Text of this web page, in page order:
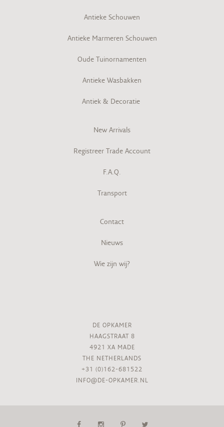
Antieke Schouwen
Antieke Marmeren Schouwen
Oude Tuinornamenten
Antieke Wasbakken
Antiek & Decoratie
New Arrivals
Registreer Trade Account
F.A.Q.
Transport
Contact
Nieuws
Wie zijn wij?
DE OPKAMER
HAAGSTRAAT 8
4921 XA MADE
THE NETHERLANDS
+31 (0)162-681522
INFO@DE-OPKAMER.NL